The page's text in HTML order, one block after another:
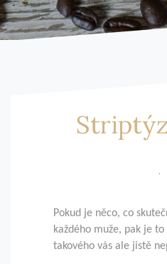
Pokud je něco, co
každého muže, pak je
takového vás ale jistě